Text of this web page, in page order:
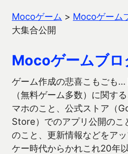
Mocoゲーム > Mocoゲーム
大集合公開
Mocoゲームブロ
ゲーム作成の悲喜こもごも…
（無料ゲーム多数）に関す
マホのこと、公式ストア（
Store）でのアプリ公開のこ
のこと、更新情報などをア
ケー時代からかれこれ20年